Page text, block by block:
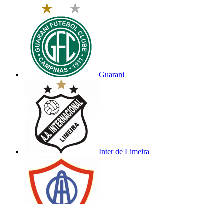
Guarani
Inter de Limeira